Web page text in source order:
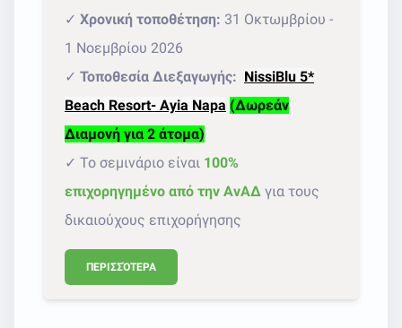
✓ Χρονική τοποθέτηση: 31 Οκτωμβρίου -
1 Νοεμβρίου 2026
✓ Τοποθεσία Διεξαγωγής: NissiBlu 5*
Beach Resort- Ayia Napa (Δωρεάν
Διαμονή για 2 άτομα)
✓ Το σεμινάριο είναι 100%
επιχορηγημένο από την ΑνΑΔ για τους
δικαιούχους επιχορήγησης
ΠΕΡΙΣΣΌΤΕΡΑ